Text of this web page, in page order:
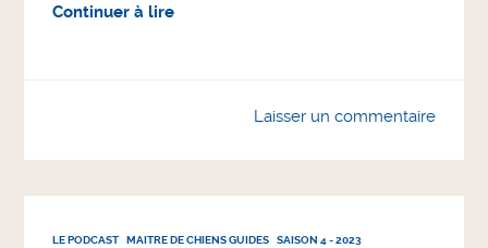
Continuer à lire
Laisser un commentaire
LE PODCAST MAITRE DE CHIENS GUIDES SAISON 4 - 2023